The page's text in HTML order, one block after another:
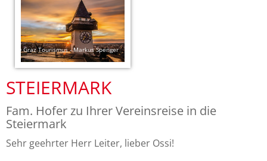
Comfort Appartements
Kundenmeinungen
Qualitätszertifikate
Kundenstimmen
Kundenstimmen
Reiseleiter-Rückschau
© Graz Tourismus - Markus Spenger
STEIERMARK
Fam. Hofer zu Ihrer Vereinsreise in die
Steiermark
Sehr geehrter Herr Leiter, lieber Ossi!